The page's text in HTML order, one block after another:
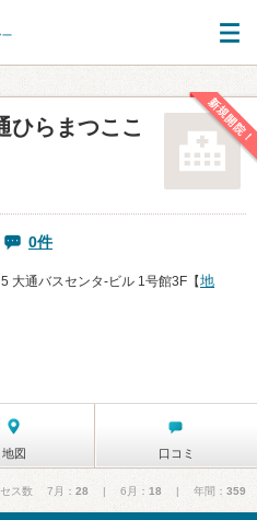
新規開院！
ひらまつここ
0件
大通バスセンタ-ビル 1号館3F【地
地図 口コミ
セス数 7月： 28 | 6月： 18 | 年間： 359